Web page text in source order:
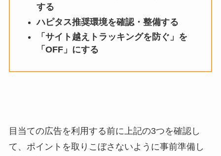
する
ハピタス推奨環境を確認・整備する
「サイト越えトラッキングを防ぐ」を
「OFF」にする
目当ての広告を利用する前に上記の3つを確認し
て、ポイントを取りこぼさないように事前準備し